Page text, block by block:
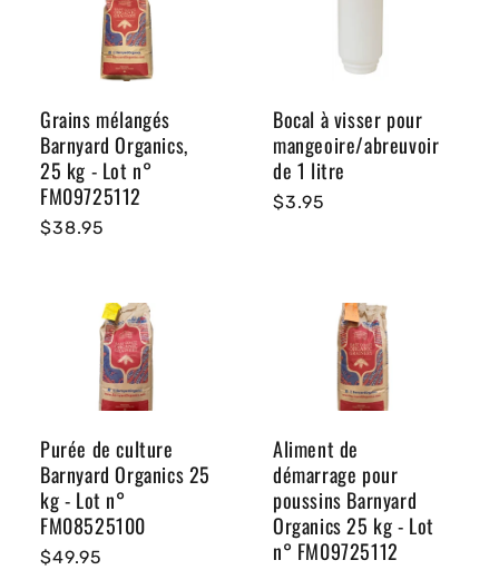
Grains mélangés
Barnyard Organics,
25 kg - Lot n°
FM09725112
Prix
$38.95
Bocal à visser pour
mangeoire/abreuvoir
de 1 litre
Prix
$3.95
Purée de culture
Barnyard Organics 25
kg - Lot n°
FM08525100
Prix
$49.95
Aliment de
démarrage pour
poussins Barnyard
Organics 25 kg - Lot
n° FM09725112